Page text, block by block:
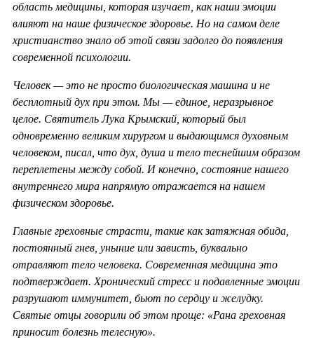
область медицины, которая изучает, как наши эмоции
влияют на наше физическое здоровье. Но на самом деле
христианство знало об этой связи задолго до появления
современной психологии.
Человек — это не просто биологическая машина и не
бесплотный дух при этом. Мы — единое, неразрывное
целое. Святитель Лука Крымский, который был
одновременно великим хирургом и выдающимся духовным
человеком, писал, что дух, душа и тело теснейшим образом
переплетены между собой. И конечно, состояние нашего
внутреннего мира напрямую отражается на нашем
физическом здоровье.
Главные греховные страсти, такие как затяжная обида,
постоянный гнев, уныние или зависть, буквально
отравляют тело человека. Современная медицина это
подтверждает. Хронический стресс и подавленные эмоции
разрушают иммунитет, бьют по сердцу и желудку.
Святые отцы говорили об этом проще: «Рана греховная
приносит болезнь телесную».